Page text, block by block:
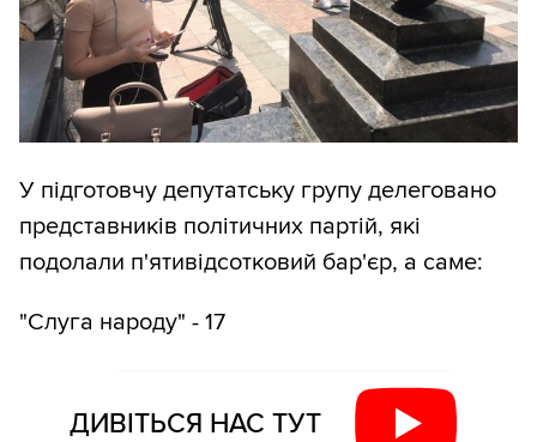
У підготовчу депутатську групу делеговано
представників політичних партій, які
подолали п'ятивідсотковий бар'єр, а саме:
"Слуга народу" - 17
ДИВІТЬСЯ НАС ТУТ